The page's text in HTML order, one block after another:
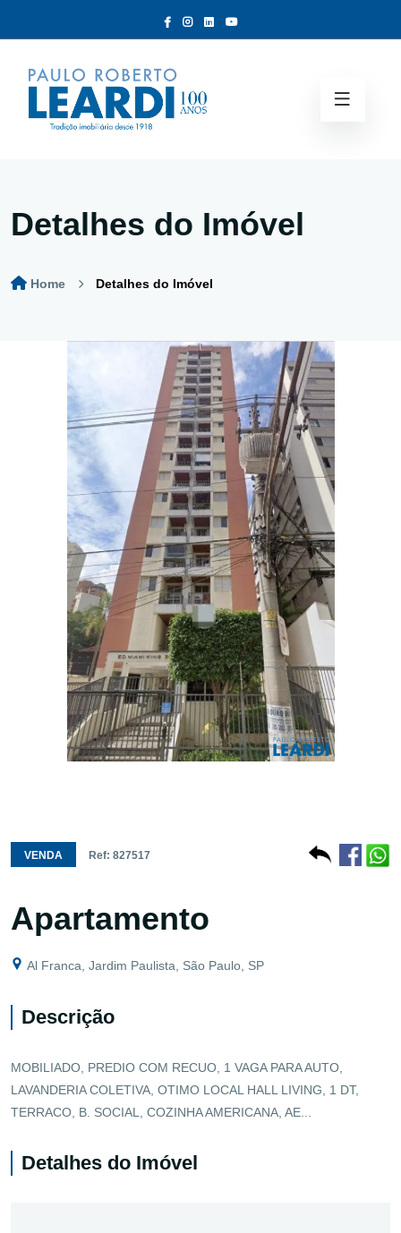
Detalhes do Imóvel
Home Detalhes do Imóvel
VENDA Ref: 827517
Apartamento
Al Franca, Jardim Paulista, São Paulo, SP
Descrição
MOBILIADO, PREDIO COM RECUO, 1 VAGA PARA AUTO,
LAVANDERIA COLETIVA, OTIMO LOCAL HALL LIVING, 1 DT,
TERRACO, B. SOCIAL, COZINHA AMERICANA, AE...
Detalhes do Imóvel